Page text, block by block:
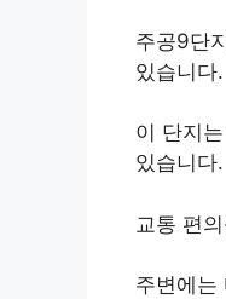
주공9단
있습니다.
이 단지는
있습니다.
교통 편
주변에는